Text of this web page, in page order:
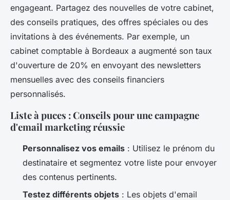
engageant. Partagez des nouvelles de votre cabinet,
des conseils pratiques, des offres spéciales ou des
invitations à des événements. Par exemple, un
cabinet comptable à Bordeaux a augmenté son taux
d'ouverture de 20% en envoyant des newsletters
mensuelles avec des conseils financiers
personnalisés.
Liste à puces : Conseils pour une campagne
d'email marketing réussie
Personnalisez vos emails : Utilisez le prénom du
destinataire et segmentez votre liste pour envoyer
des contenus pertinents.
Testez différents objets : Les objets d'email